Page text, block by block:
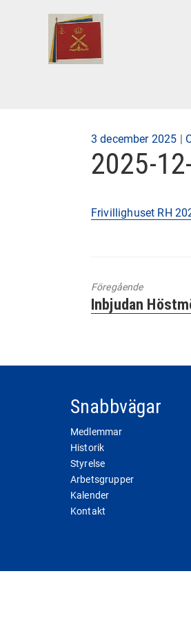
Publicerad
på
3 december 2025 |
2025-
Frivillighuset RH
Föregående
Föregående
Inbjudan
Snabbvägar
Medlemmar
Historik
Styrelse
Arbetsgrupper
Kalender
Kontakt